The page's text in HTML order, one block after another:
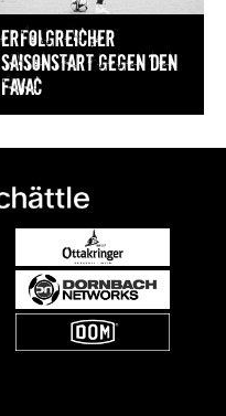
Erfolgreicher
Saisonstart gegen den
FavAC